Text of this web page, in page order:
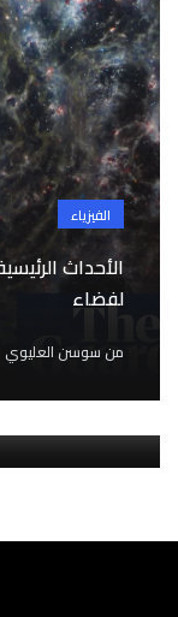
الفيزياء
لفضاء
من سوسن العليوي
على امتداد 4000 عام